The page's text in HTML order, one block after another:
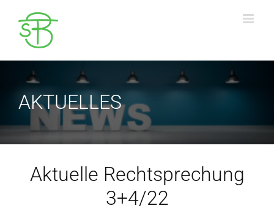
Inhalt
springen
AKTUELLES
Aktuelle Rechtsprechung
3+4/22